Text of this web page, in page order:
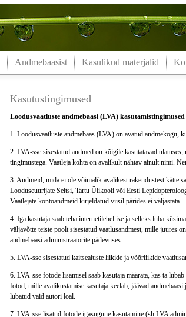
Andmebaasist Kasulikud materjalid
Kasutustingimused
Loodusvaatluste andmebaasi (LVA) kasutamistingimused
1. Loodusvaatluste andmebaas (LVA) on avatud andmekogu,
2. LVA-sse sisestatud andmed on kõigile kasutatavad
tingimustega. Vaatleja kohta on avalikult nähtav ainult nimi.
3. Andmeid, mida ei ole võimalik avalikest rakendustest kätte
Looduseuurijate Seltsi, Tartu Ülikooli või Eesti
Vaatlejate kontoandmeid kirjeldatud viisil pärides ei väljastata.
4. Iga kasutaja saab teha internetilehel ise ja selleks luba
väljavõtte teiste poolt sisestatud vaatlusandmest, mille juures
andmebaasi administraatorite pädevuses.
5. LVA-sse sisestatud kaitsealuste liikide ja võõrliikide
6. LVA-sse fotode lisamisel saab kasutaja määrata, kas ta
fotod, mille avalikustamise kasutaja keelab, jäävad
lubatud vaid autori loal.
7. LVA-sse lisatud fotode igasugune kasutamine (sh LVA